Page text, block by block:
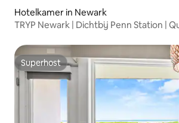
Hotelkamer in Newark
TRYP Newark | Dichtbij Penn Station |
Superhost
Superhost